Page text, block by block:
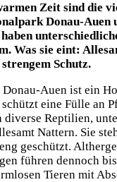
Zeit sind die
Donau-Auen
Was sie eint:
Schutz.
Auen ist ein
eine Fülle an
diverse Reptilien,
Nattern. Sie
geschützt.
führen dennoch
Tieren mit